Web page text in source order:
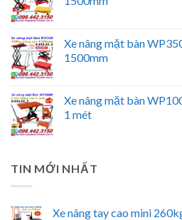
Xe nâng mặt bàn
1500mm
Xe nâng mặt bàn
1 mét
TIN MỚI NHẤT
Xe nâng tay cao mini